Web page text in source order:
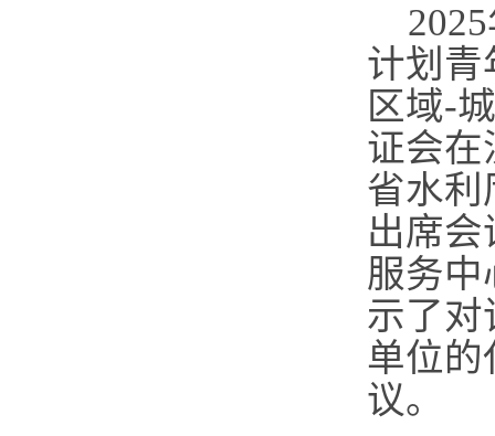
计划青
区域-
证会在
省水利
出席
服务中
示了对
单位的
议。